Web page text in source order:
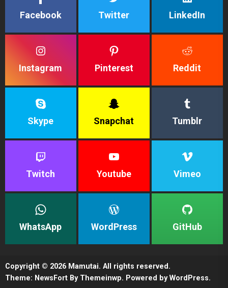
Facebook Twitter LinkedIn
Instagram Pinterest Reddit
Skype Snapchat Tumblr
Twitch Youtube Vimeo
WhatsApp WordPress GitHub
Copyright © 2026 Mamutai. All rights reserved.
Theme: NewsFort By Themeinwp. Powered byWordPress.